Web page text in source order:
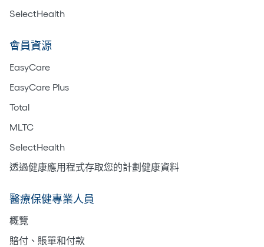
SelectHealth
會員資源
EasyCare
EasyCare Plus
Total
MLTC
SelectHealth
透過健康應用程式存取您的計劃健康資料
醫療保健專業人員
概覽
賠付、賬單和付款